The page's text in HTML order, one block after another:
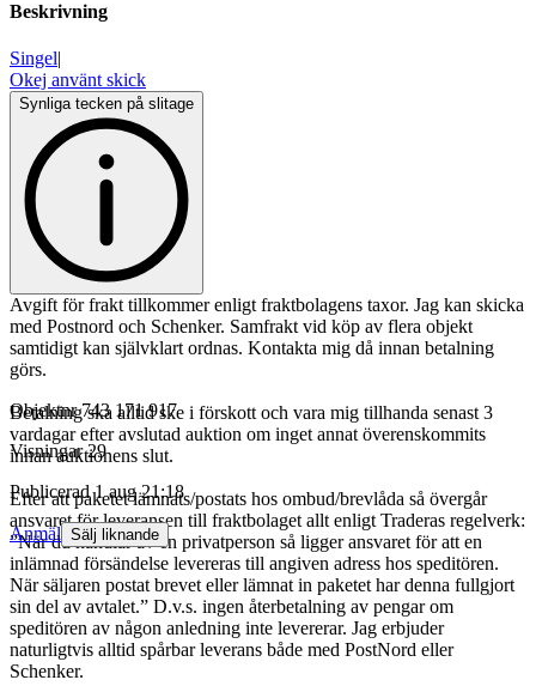
Beskrivning
Singel|
Okej använt skick
Synliga tecken på slitage
Avgift för frakt tillkommer enligt fraktbolagens taxor. Jag kan skicka
med Postnord och Schenker. Samfrakt vid köp av flera objekt
samtidigt kan självklart ordnas. Kontakta mig då innan betalning
görs.
Betalning ska alltid ske i förskott och vara mig tillhanda senast 3
vardagar efter avslutad auktion om inget annat överenskommits
innan auktionens slut.
Efter att paketet lämnats/postats hos ombud/brevlåda så övergår
ansvaret för leveransen till fraktbolaget allt enligt Traderas regelverk:
”När du handlar av en privatperson så ligger ansvaret för att en
inlämnad försändelse levereras till angiven adress hos speditören.
När säljaren postat brevet eller lämnat in paketet har denna fullgjort
sin del av avtalet.” D.v.s. ingen återbetalning av pengar om
speditören av någon anledning inte levererar. Jag erbjuder
naturligtvis alltid spårbar leverans både med PostNord eller
Schenker.
Objektnr 743 171 917
Visningar 29
Publicerad 1 aug 21:18
Anmäl Sälj liknande